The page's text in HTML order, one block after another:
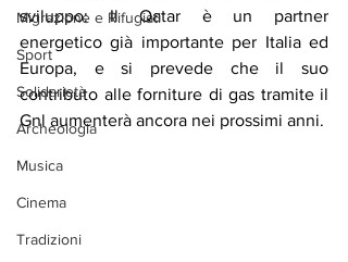
Migrazione e Rifugiati
Sport
Solidarietà
Archeologia
Musica
Cinema
Tradizioni
sviluppo: Il Qatar è un partner
energetico già importante per Italia ed
Europa, e si prevede che il suo
contributo alle forniture di gas tramite il
Gnl aumenterà ancora nei prossimi anni.